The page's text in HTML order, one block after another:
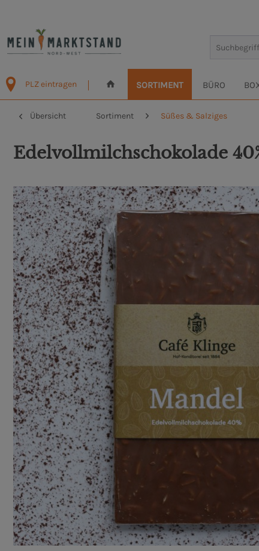
PLZ eintragen SORTIMENT BÜRO
Übersicht Sortiment Süßes & Salziges
Edelvollmilchschokolade